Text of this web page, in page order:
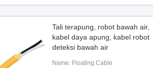
Tali terapung, robot bawah air,
kabel daya apung, kabel robot
deteksi bawah air
Name: Floating Cable